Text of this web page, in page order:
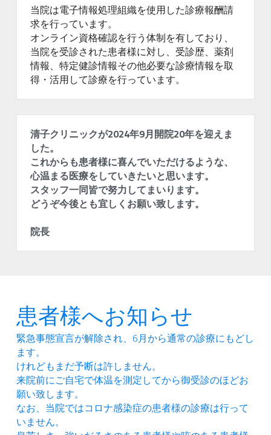
当院は電子情報処理組織を使用した診療報酬請
求を行っています。
オンライン資格確認を行う体制を有しており、
当院を受診された患者様に対し、受診歴、薬剤
情報、特定健診情報その他必要な診療情報を取
得・活用して診療を行っています。
清子クリニックが2024年9月開院20年を迎えま
した。
これからも患者様に喜んでいただけるような、
心温まる医療をしていきたいと思います。
スタッフ一同皆で努力してまいります。
どうぞ今後とも宜しくお願い致します。
院長
患者様へお知らせ
緊急事態宣言が解除され、6月から通常の診療にもどし
ます。
けれどもまだ予断は許しません。
来院前にご自宅で体温を測定してから御受診のほどお
願い致します。
なお、当院ではコロナ感染症の患者様の診療は行って
いません。